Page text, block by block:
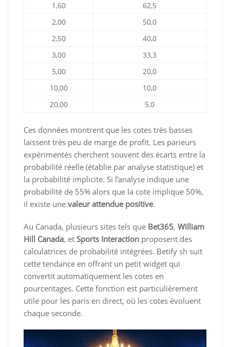
1,60
62,5
2,00
50,0
2,50
40,0
3,00
33,3
5,00
20,0
10,00
10,0
20,00
5,0
Ces données montrent que les cotes très basses
laissent très peu de marge de profit. Les parieurs
expérimentés cherchent souvent des écarts entre la
probabilité réelle (établie par analyse statistique) et
la probabilité implicite. Si l’analyse indique une
probabilité de 55% alors que la cote implique 50%,
il existe une valeur attendue positive.
Au Canada, plusieurs sites tels que Bet365, William
Hill Canada, et Sports Interaction proposent des
calculatrices de probabilité intégrées. Betify sh suit
cette tendance en offrant un petit widget qui
convertit automatiquement les cotes en
pourcentages. Cette fonction est particulièrement
utile pour les paris en direct, où les cotes évoluent
chaque seconde.